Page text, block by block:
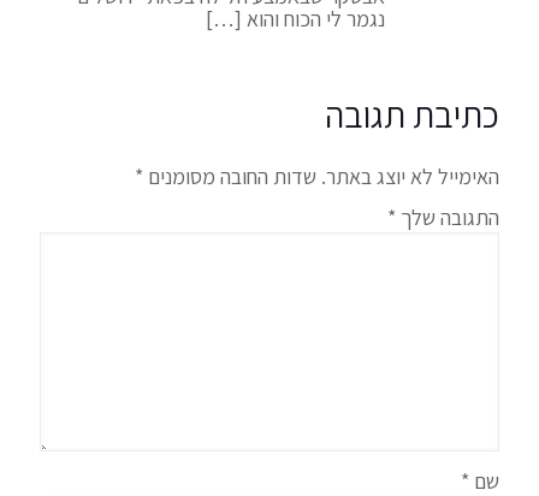
נגמר לי הכוח והוא […]
כתיבת תגובה
האימייל לא יוצג באתר. שדות החובה מסומנים *
התגובה שלך *
שם *